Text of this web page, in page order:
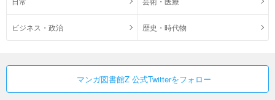
ビジネス・政治 歴史・時代物
マンガ図書館Z 公式Twitterをフォロー